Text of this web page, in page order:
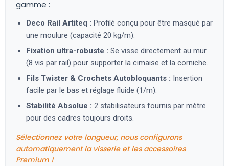
gamme :
Deco Rail Artiteq : Profilé conçu pour être masqué par
une moulure (capacité 20 kg/m).
Fixation ultra-robuste : Se visse directement au mur
(8 vis par rail) pour supporter la cimaise et la corniche.
Fils Twister & Crochets Autobloquants : Insertion
facile par le bas et réglage fluide (1/m).
Stabilité Absolue : 2 stabilisateurs fournis par mètre
pour des cadres toujours droits.
Sélectionnez votre longueur, nous configurons
automatiquement la visserie et les accessoires
Premium !